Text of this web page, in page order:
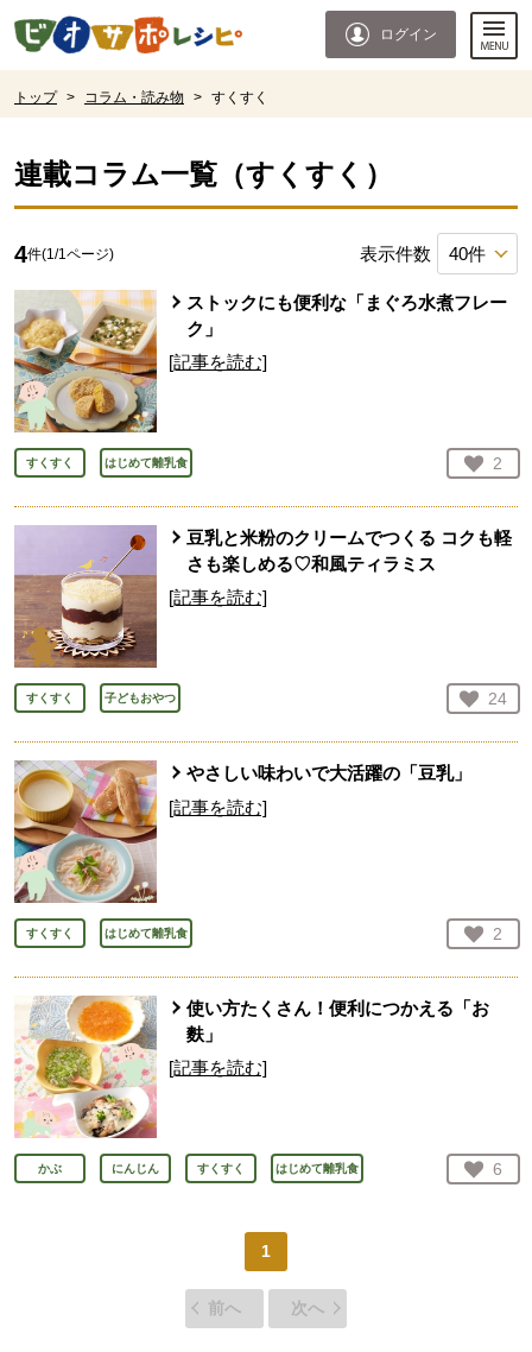
ページの先頭です。
ログイン
トップ > コラム・読み物 > すくすく
連載コラム一覧（すくすく ）
4件(1 /1 ページ) 表示件数
ストックにも便利な「まぐろ水煮フレー
ク」
[記事を読む]
すくすく はじめて離乳食 お気
2
人
豆乳と米粉のクリームでつくる コクも軽
さも楽しめる♡和風ティラミス
[記事を読む]
すくすく 子どもおやつ お気
24
人
やさしい味わいで大活躍の「豆乳」
[記事を読む]
すくすく はじめて離乳食 お気
2
人
使い方たくさん！便利につかえる「お
麩」
[記事を読む]
かぶ にんじん すくすく はじめて離乳食 お気
6
人
1
前へ 次へ